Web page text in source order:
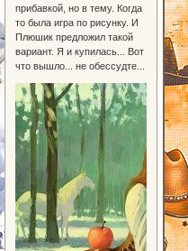
прибавкой, но в тему. Когда
то была игра по рисунку. И
Плюшик предложил такой
вариант. Я и купилась... Вот
что вышло... не обессудте...